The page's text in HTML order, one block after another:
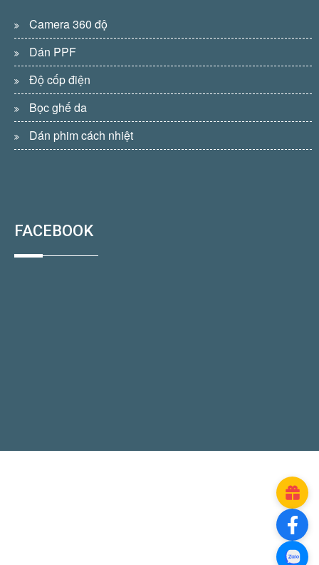
Camera 360 độ
Dán PPF
Độ cốp điện
Bọc ghế da
Dán phim cách nhiệt
FACEBOOK